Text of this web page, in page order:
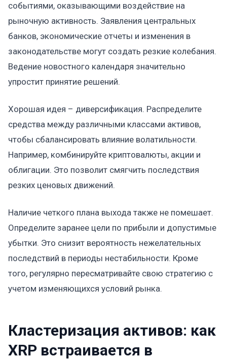
событиями, оказывающими воздействие на
рыночную активность. Заявления центральных
банков, экономические отчеты и изменения в
законодательстве могут создать резкие колебания.
Ведение новостного календаря значительно
упростит принятие решений.
Хорошая идея – диверсификация. Распределите
средства между различными классами активов,
чтобы сбалансировать влияние волатильности.
Например, комбинируйте криптовалюты, акции и
облигации. Это позволит смягчить последствия
резких ценовых движений.
Наличие четкого плана выхода также не помешает.
Определите заранее цели по прибыли и допустимые
убытки. Это снизит вероятность нежелательных
последствий в периоды нестабильности. Кроме
того, регулярно пересматривайте свою стратегию с
учетом изменяющихся условий рынка.
Кластеризация активов: как
XRP встраивается в